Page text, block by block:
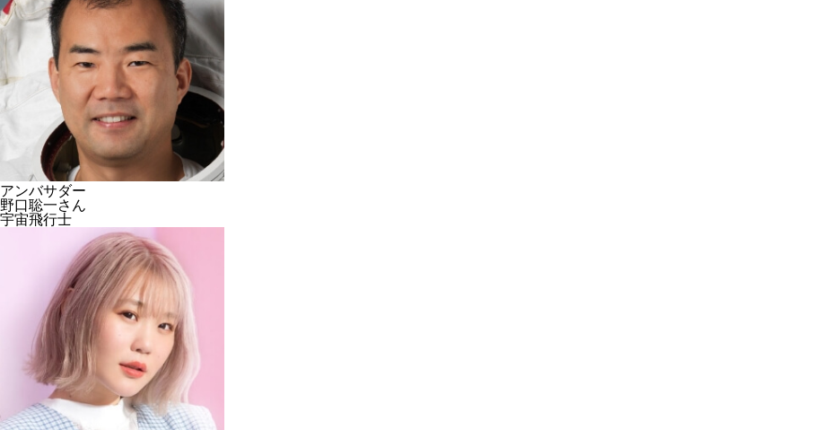
アンバサダー
野口聡一さん
宇宙飛行士